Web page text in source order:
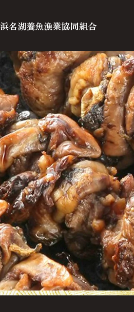
浜名湖養魚漁業協同組合